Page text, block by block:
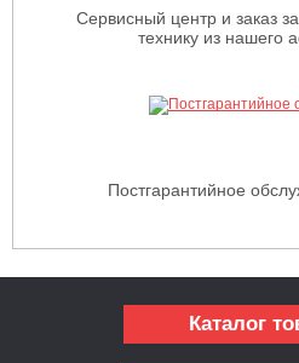
Сервисный центр и заказ
технику из нашего
Постгарантийное
Каталог